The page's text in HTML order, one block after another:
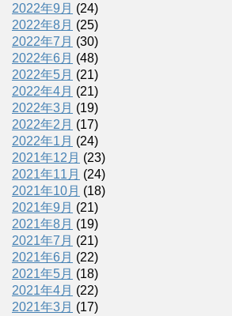
2022年9月 (24)
2022年8月 (25)
2022年7月 (30)
2022年6月 (48)
2022年5月 (21)
2022年4月 (21)
2022年3月 (19)
2022年2月 (17)
2022年1月 (24)
2021年12月 (23)
2021年11月 (24)
2021年10月 (18)
2021年9月 (21)
2021年8月 (19)
2021年7月 (21)
2021年6月 (22)
2021年5月 (18)
2021年4月 (22)
2021年3月 (17)